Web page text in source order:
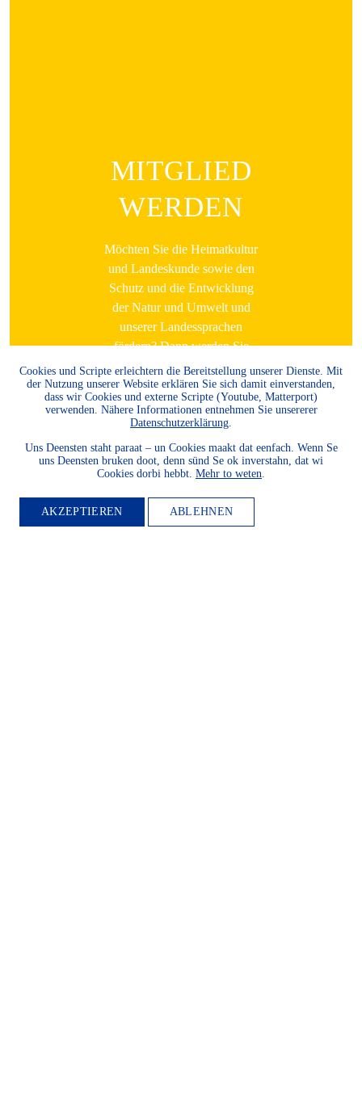
MITGLIED
WERDEN
Möchten Sie die Heimatkultur
und Landeskunde sowie den
Schutz und die Entwicklung
der Natur und Umwelt und
unserer Landessprachen
fördern? Dann werden Sie
Mitglied.
WEITER LESEN
Cookies und Scripte erleichtern die Bereitstellung unserer Dienste. Mit
der Nutzung unserer Website erklären Sie sich damit einverstanden,
dass wir Cookies und externe Scripte (Youtube, Matterport)
verwenden. Nähere Informationen entnehmen Sie unsererer
Datenschutzerklärung
Uns Deensten staht paraat – un Cookies maakt dat eenfach. Wenn Se
uns Deensten bruken doot, denn sünd Se ok inverstahn, dat wi
Cookies dorbi hebbt. Mehr to weten
AKZEPTIEREN ABLEHNEN